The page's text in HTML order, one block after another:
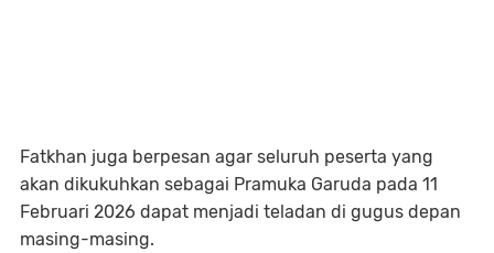
Fatkhan juga berpesan agar seluruh peserta yang
akan dikukuhkan sebagai Pramuka Garuda pada 11
Februari 2026 dapat menjadi teladan di gugus depan
masing-masing.